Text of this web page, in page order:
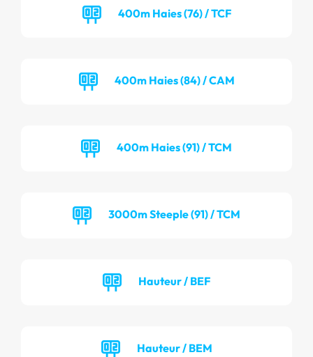
400m Haies (76) / TCF
400m Haies (84) / CAM
400m Haies (91) / TCM
3000m Steeple (91) / TCM
Hauteur / BEF
Hauteur / BEM